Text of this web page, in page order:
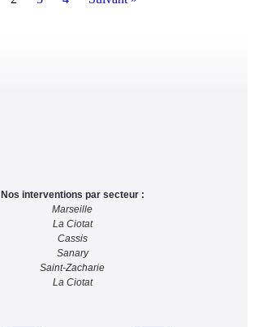
Nos interventions par secteur :
Marseille
La Ciotat
Cassis
Sanary
Saint-Zacharie
La Ciotat